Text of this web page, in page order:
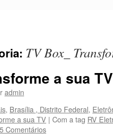
TV Box_
a sua
admin
, Brasília , Distrito Federal,
a sua TV | Com a tag RV
Comentários